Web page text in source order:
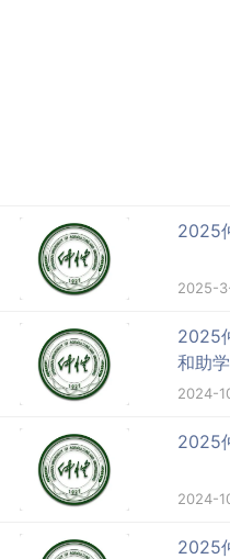
2025
2025-
2025
和助
2024-
2025
2024-
2025